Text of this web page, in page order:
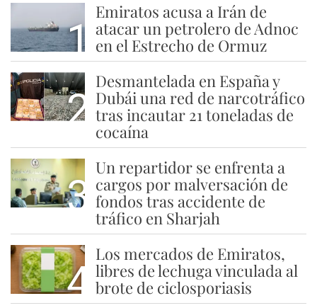
1
Emiratos acusa a Irán de
atacar un petrolero de Adnoc
en el Estrecho de Ormuz
2
Desmantelada en España y
Dubái una red de narcotráfico
tras incautar 21 toneladas de
cocaína
3
Un repartidor se enfrenta a
cargos por malversación de
fondos tras accidente de
tráfico en Sharjah
4
Los mercados de Emiratos,
libres de lechuga vinculada al
brote de ciclosporiasis